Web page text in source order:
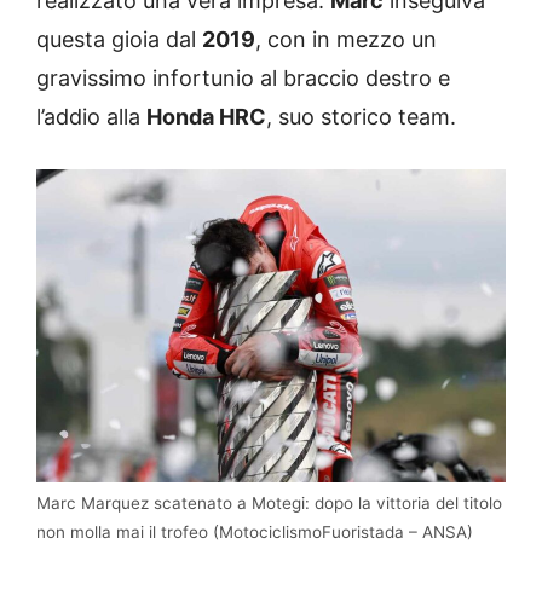
questa gioia dal 2019, con in mezzo un
gravissimo infortunio al braccio destro e
l’addio alla Honda HRC, suo storico team.
Marc Marquez scatenato a Motegi: dopo la vittoria del titolo
non molla mai il trofeo (MotociclismoFuoristada – ANSA)